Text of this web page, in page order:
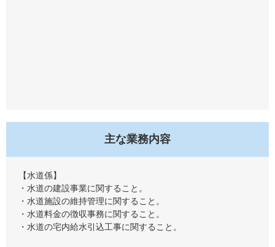
主な業務内容
【水道係】
・水道の建設事業に関すること。
・水道施設の維持管理に関すること。
・水道料金の徴収事務に関すること。
・水道の宅内給水引込工事に関すること。